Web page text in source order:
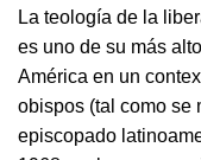
La teología de la
es uno de su más
América en un
obispos (tal como se
episcopado